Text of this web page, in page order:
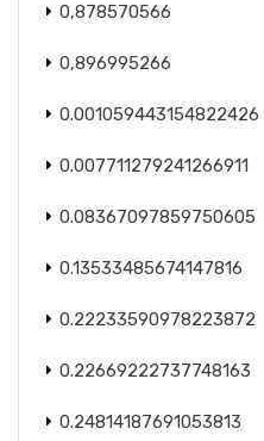
0,878570566
0,896995266
0.001059443154822426
0.007711279241266911
0.08367097859750605
0.13533485674147816
0.22233590978223872
0.22669222737748163
0.24814187691053813